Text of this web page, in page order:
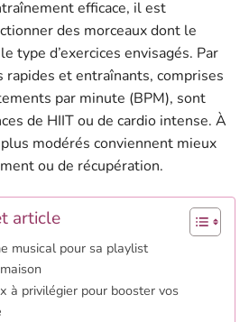
efficace, il est
des morceaux dont le
type d’exercices envisagés. Par
et entraînants, comprises
par minute (BPM), sont
de HIIT ou de cardio intense. À
modérés conviennent mieux
ou de récupération.
article
musical pour sa playlist
à privilégier pour booster vos